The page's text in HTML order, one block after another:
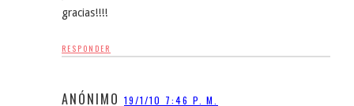
gracias!!!!
RESPONDER
ANÓNIMO 19/1/10 7:46 P. M.